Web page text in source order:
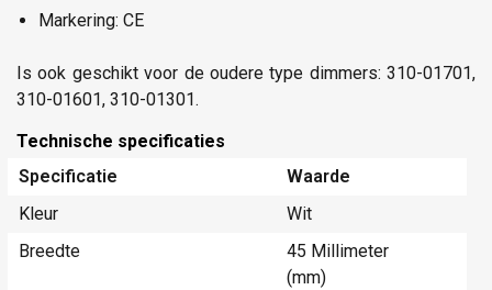
Markering: CE
Is ook geschikt voor de oudere type dimmers: 310-01701,
310-01601, 310-01301.
Technische specificaties
Specificatie
Waarde
Kleur
Wit
Breedte
45 Millimeter
(mm)